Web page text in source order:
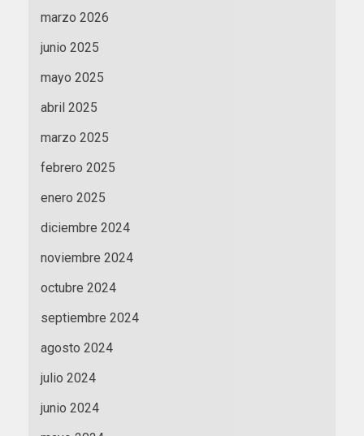
marzo 2026
junio 2025
mayo 2025
abril 2025
marzo 2025
febrero 2025
enero 2025
diciembre 2024
noviembre 2024
octubre 2024
septiembre 2024
agosto 2024
julio 2024
junio 2024